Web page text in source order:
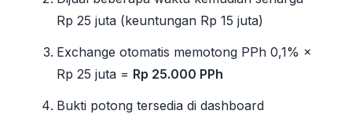
Rp 25 juta (keuntungan Rp 15 juta)
Exchange otomatis memotong PPh 0,1% ×
Rp 25 juta = Rp 25.000 PPh
Bukti potong tersedia di dashboard